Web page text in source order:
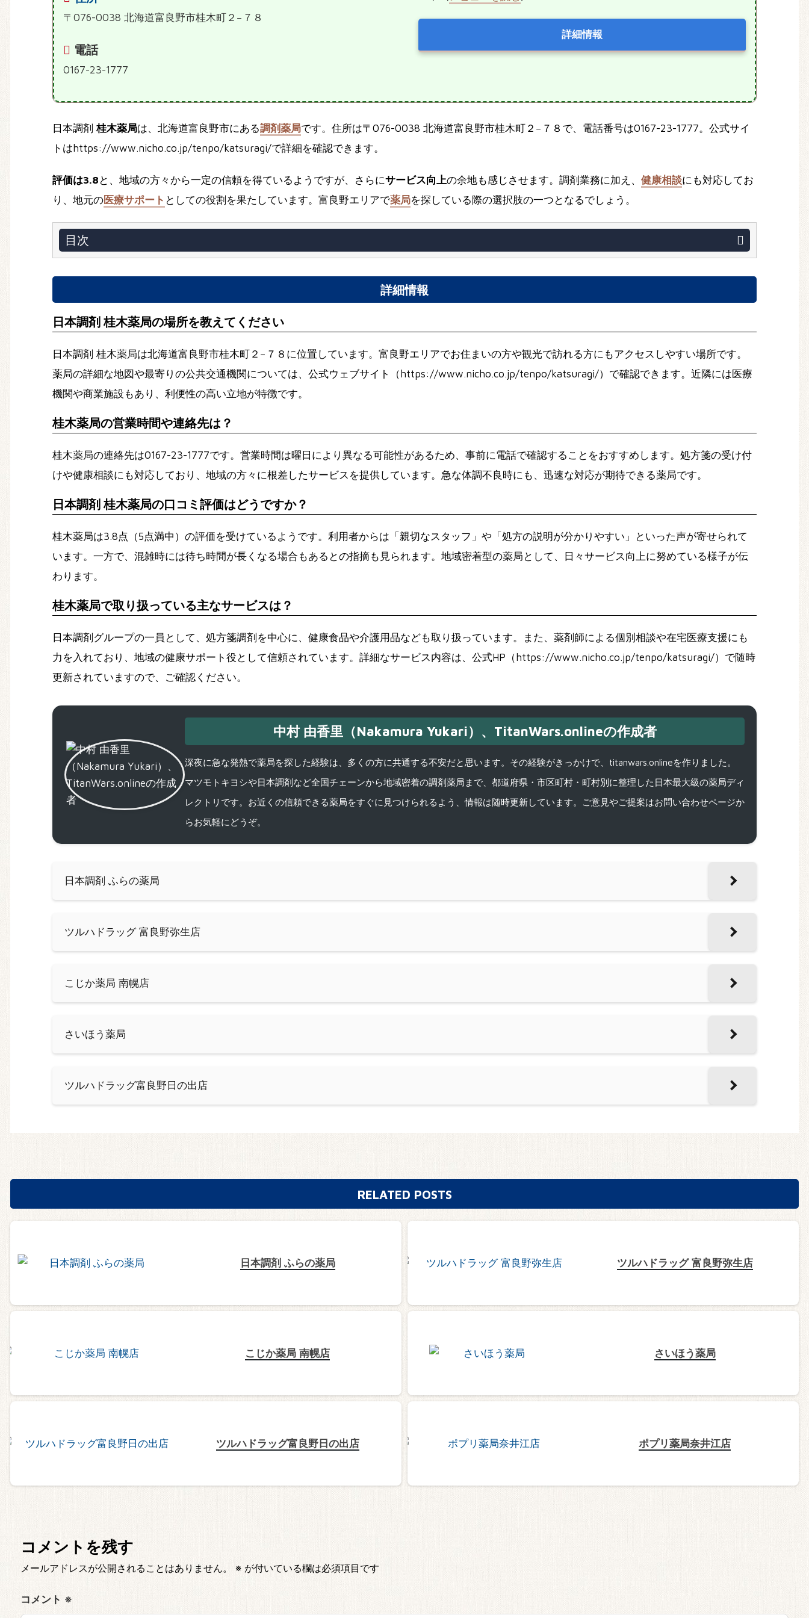
〒076-0038 北海道富良野市桂木町２−７８
電話
0167-23-1777
詳細情報
日本調剤 桂木薬局は、北海道富良野市にある調剤薬局です。住所は〒076-0038 北海道富良野市桂木町２−７８で、電話番号は0167-23-1777。公式サイ
トはhttps://www.nicho.co.jp/tenpo/katsuragi/で詳細を確認できます。
評価は3.8 と、地域の方々から一定の信頼を得ているようですが、さらにサービス向上の余地も感じさせます。調剤業務に加え、 健康相談にも対応してお
り、地元の医療サポート としての役割を果たしています。富良野エリアで薬局を探している際の選択肢の一つとなるでしょう。
目次
詳細情報
日本調剤 桂木薬局の場所を教えてください
日本調剤 桂木薬局は北海道富良野市桂木町２−７８に位置しています。富良野エリアでお住まいの方や観光で訪れる方にもアクセスしやすい場所です。
薬局の詳細な地図や最寄りの公共交通機関については、公式ウェブサイト（https://www.nicho.co.jp/tenpo/katsuragi/）で確認できます。近隣には医療
機関や商業施設もあり、利便性の高い立地が特徴です。
桂木薬局の営業時間や連絡先は？
桂木薬局の連絡先は0167-23-1777です。営業時間は曜日により異なる可能性があるため、事前に電話で確認することをおすすめします。処方箋の受け付
けや健康相談にも対応しており、地域の方々に根差したサービスを提供しています。急な体調不良時にも、迅速な対応が期待できる薬局です。
日本調剤 桂木薬局の口コミ評価はどうですか？
桂木薬局は3.8点（5点満中）の評価を受けているようです。利用者からは「親切なスタッフ」や「処方の説明が分かりやすい」といった声が寄せられて
います。一方で、混雑時には待ち時間が長くなる場合もあるとの指摘も見られます。地域密着型の薬局として、日々サービス向上に努めている様子が伝
わります。
桂木薬局で取り扱っている主なサービスは？
日本調剤グループの一員として、処方箋調剤を中心に、健康食品や介護用品なども取り扱っています。また、薬剤師による個別相談や在宅医療支援にも
力を入れており、地域の健康サポート役として信頼されています。詳細なサービス内容は、公式HP（https://www.nicho.co.jp/tenpo/katsuragi/）で随時
更新されていますので、ご確認ください。
中村 由香里（Nakamura Yukari）、TitanWars.onlineの作成者
深夜に急な発熱で薬局を探した経験は、多くの方に共通する不安だと思います。その経験がきっかけで、titanwars.onlineを作りました。
マツモトキヨシや日本調剤など全国チェーンから地域密着の調剤薬局まで、都道府県・市区町村・町村別に整理した日本最大級の薬局ディ
レクトリです。お近くの信頼できる薬局をすぐに見つけられるよう、情報は随時更新しています。ご意見やご提案はお問い合わせページか
らお気軽にどうぞ。
日本調剤 ふらの薬局
ツルハドラッグ 富良野弥生店
こじか薬局 南幌店
さいほう薬局
ツルハドラッグ富良野日の出店
RELATED POSTS
日本調剤 ふらの薬局 ツルハドラッグ 富良野弥生店
こじか薬局 南幌店 さいほう薬局
ツルハドラッグ富良野日の出店 ポプリ薬局奈井江店
コメントを残す
メールアドレスが公開されることはありません。 ※ が付いている欄は必須項目です
コメント ※